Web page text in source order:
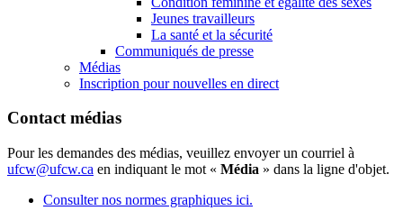
Jeunes travailleurs
La santé et la sécurité
Communiqués de presse
Médias
Inscription pour nouvelles en direct
Contact médias
Pour les demandes des médias, veuillez envoyer un courriel à
ufcw@ufcw.ca en indiquant le mot « Média » dans la ligne d'objet.
Consulter nos normes graphiques ici.